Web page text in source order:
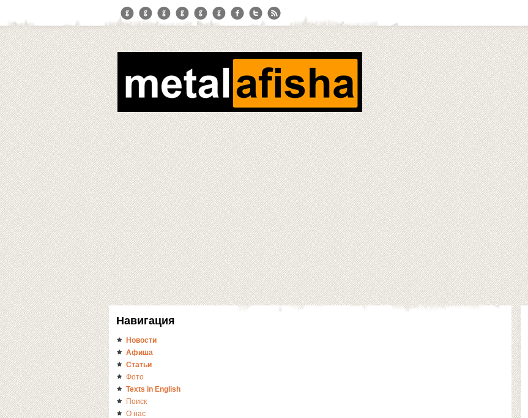
Навигация
Новости
Афиша
Статьи
Фото
Texts in English
Поиск
О нас